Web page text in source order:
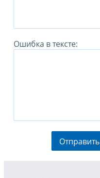
Ошибка в тексте:
Отправить